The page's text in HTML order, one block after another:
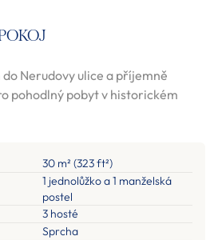
Nerudovy ulice a příjemně
pohodlný pobyt v historickém
30 m² (323 ft²)
1 jednolůžko a 1 manželská
postel
3 hosté
Sprcha